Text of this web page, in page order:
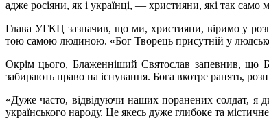
адже росіяни, як і українці, — християни, які так само
Глава УГКЦ зазначив, що ми, християни, віримо у
тою самою людиною. «Бог Творець присутній у
Окрім цього, Блаженніший Святослав запевнив, що
забирають право на існування. Бога вкотре ранять,
«Дуже часто, відвідуючи наших поранених солдат, я
українського народу. Це якесь дуже глибоке та